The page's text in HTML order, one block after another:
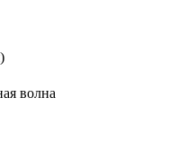
волна